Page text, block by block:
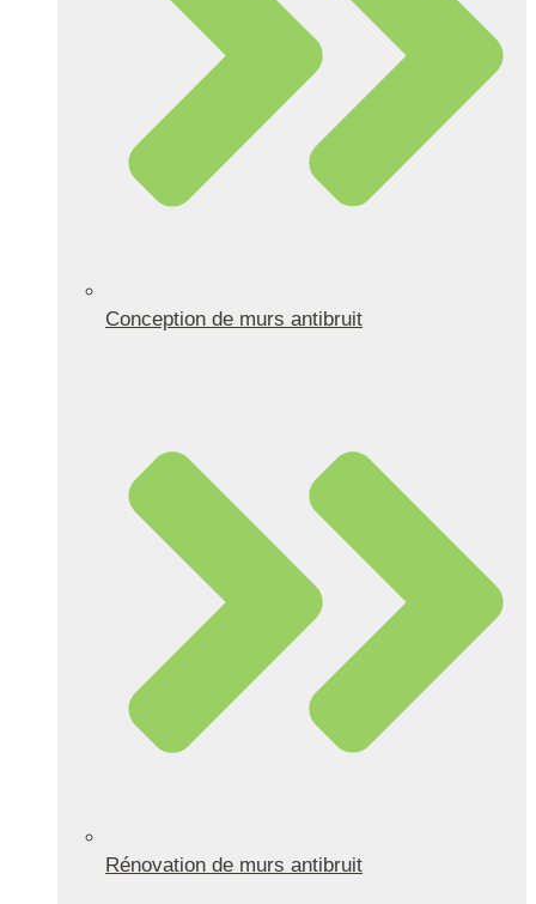
Conception de murs antibruit
Rénovation de murs antibruit